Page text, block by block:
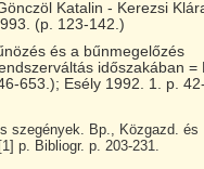
Katalin - Kerezsi
(p. 123-142.)
és a bűnmegelőzés
időszakában =
653.); Esély 1992. 1. p.
szegények. Bp., Közgazd. és
p. Bibliogr. p. 203-231.